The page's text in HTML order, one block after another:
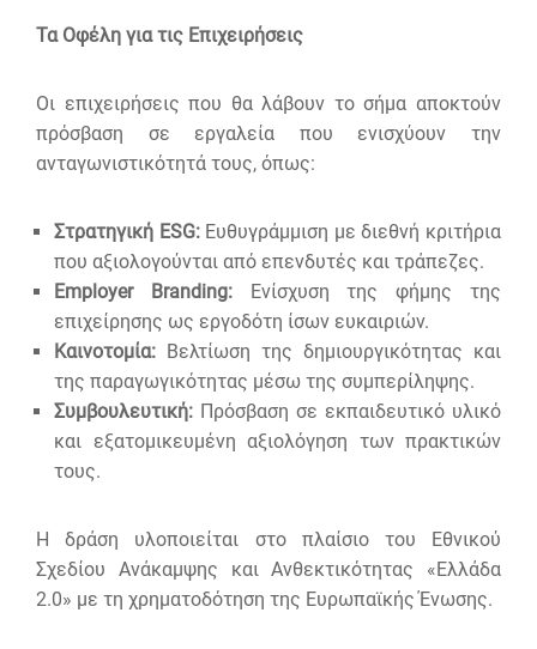
Τα Οφέλη για τις Επιχειρήσεις
Οι επιχειρήσεις που θα λάβουν το σήμα αποκτούν
πρόσβαση σε εργαλεία που ενισχύουν την
ανταγωνιστικότητά τους, όπως:
Στρατηγική ESG:Ευθυγράμμιση με διεθνή κριτήρια
που αξιολογούνται από επενδυτές και τράπεζες.
Employer Branding:Ενίσχυση της φήμης της
επιχείρησης ως εργοδότη ίσων ευκαιριών.
Καινοτομία: Βελτίωση της δημιουργικότητας και
της παραγωγικότητας μέσω της συμπερίληψης.
Συμβουλευτική: Πρόσβαση σε εκπαιδευτικό υλικό
και εξατομικευμένη αξιολόγηση των πρακτικών
τους.
Η δράση υλοποιείται στο πλαίσιο του Εθνικού
Σχεδίου Ανάκαμψης και Ανθεκτικότητας «Ελλάδα
2.0» με τη χρηματοδότηση της Ευρωπαϊκής Ένωσης.